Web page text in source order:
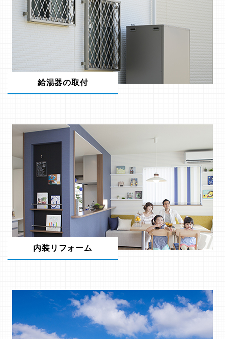
給湯器の取付
内装リフォーム